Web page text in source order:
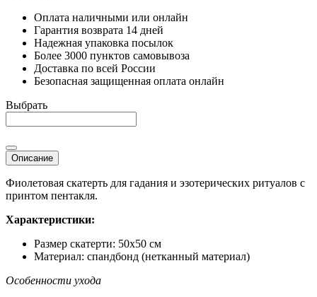
Оплата наличными или онлайн
Гарантия возврата 14 дней
Надежная упаковка посылок
Более 3000 пунктов самовывоза
Доставка по всей России
Безопасная защищенная оплата онлайн
Выбрать
Описание
Фиолетовая скатерть для гадания и эзотерических ритуалов с
принтом пентакля.
Характеристики:
Размер скатерти: 50х50 см
Материал: спандбонд (нетканный материал)
Особенности ухода